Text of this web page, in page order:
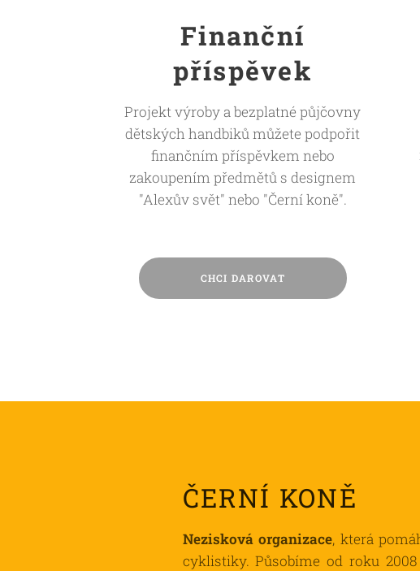
Finanční
příspěvek
Projekt výroby a bezplatné půjčovny
dětských handbiků můžete podpořit
finančním příspěvkem nebo
zakoupením předmětů s designem
"Alexův svět" nebo "Černí koně".
CHCI DAROVAT
ČERNÍ KONĚ
Nezisková organizace, která
cyklistiky. Působíme od roku